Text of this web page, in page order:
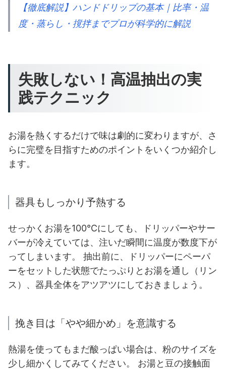
【徹底解説】ハンドドリップの基本｜比率・温
度・蒸らし・撹拌までプロが科学的に解説
失敗しない！高温抽出の実
践テクニック
お湯を熱くするだけで味は劇的に変わりますが、さ
らに完璧を目指すためのポイントをいくつか紹介し
ます。
器具もしっかり予熱する
せっかくお湯を100℃にしても、ドリッパーやサー
バーが冷えていては、注いだ瞬間に温度が数度下が
ってしまいます。 抽出前に、ドリッパーにペーパ
ーをセットした状態でたっぷりとお湯を通し（リン
ス）、器具全体をアツアツにしておきましょう。
挽き目は「やや細かめ」を意識する
熱湯を使ってもまだ酸っぱい場合は、粉のサイズを
少し細かくしてみてください。 お湯と豆の接触面